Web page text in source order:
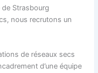
Strasbourg
nous recrutons un
de réseaux secs
d’une équipe